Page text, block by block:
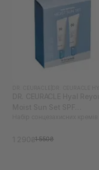
1 290₴1 550₴